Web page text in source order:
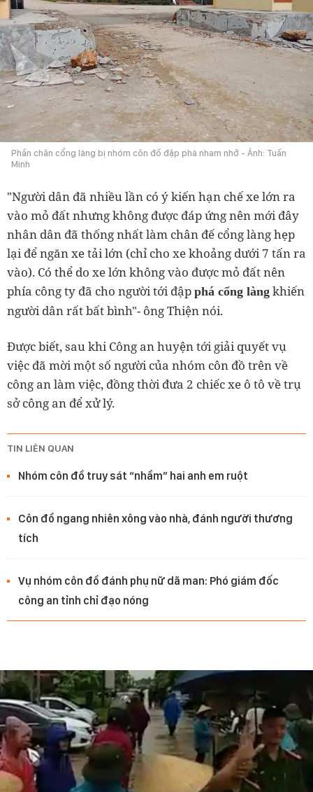
Phần chân cổng làng bị nhóm côn đồ đập phá nham nhở - Ảnh: Tuấn
Minh
"Người dân đã nhiều lần có ý kiến hạn chế xe lớn ra
vào mỏ đất nhưng không được đáp ứng nên mới đây
nhân dân đã thống nhất làm chân đế cổng làng hẹp
lại để ngăn xe tải lớn (chỉ cho xe khoảng dưới 7 tấn ra
vào). Có thể do xe lớn không vào được mỏ đất nên
phía công ty đã cho người tới đập phá cổng làng khiến
người dân rất bất bình"- ông Thiện nói.
Được biết, sau khi Công an huyện tới giải quyết vụ
việc đã mời một số người của nhóm côn đồ trên về
công an làm việc, đồng thời đưa 2 chiếc xe ô tô về trụ
sở công an để xử lý.
TIN LIÊN QUAN
Nhóm côn đồ truy sát “nhầm” hai anh em ruột
Côn đồ ngang nhiên xông vào nhà, đánh người thương
tích
Vụ nhóm côn đồ đánh phụ nữ dã man: Phó giám đốc
công an tỉnh chỉ đạo nóng